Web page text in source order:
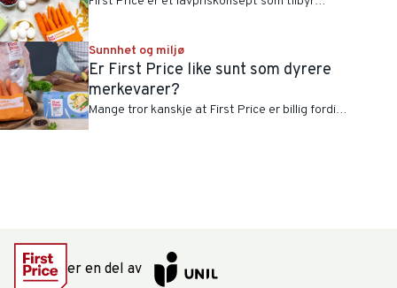
Sunnhet og miljø
Er First Price like sunt som dyrere
merkevarer?
Mange tror kanskje at First Price er billig fordi
er en del av